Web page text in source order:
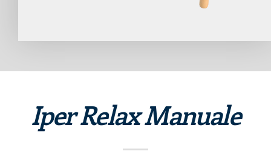
Iper Relax Manuale